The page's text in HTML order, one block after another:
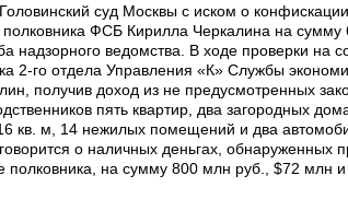
суд Москвы с иском о
ФСБ Кирилла Черкалина на сумму
надзорного ведомства. В ходе проверки на
2-го отдела Управления «К» Службы
получив доход из не предусмотренных
пять квартир, два загородных
кв. м, 14 нежилых помещений и два
о наличных деньгах, обнаруженных
на сумму 800 млн руб., $72 млн и